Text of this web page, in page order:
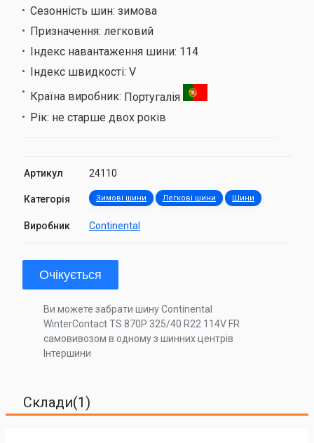
Сезонність шин: зимова
Призначення: легковий
Індекс навантаження шини: 114
Індекс швидкості: V
Країна виробник: Португалія
Рік: не старше двох років
Артикул 24110
Категорія Зимові шини Легкові шини Шини
Виробник Continental
Очікується
Ви можете забрати шину Continental
WinterContact TS 870P 325/40 R22 114V FR
самовивозом в одному з шинних центрів
Інтершини
Склади(1)